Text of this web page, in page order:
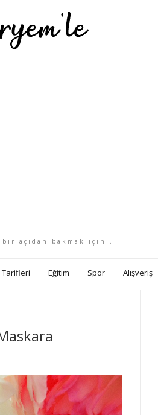
açıdan bakmak için…
Tarifleri Eğitim Spor Alışveriş